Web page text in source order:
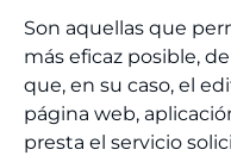
Son aquellas que
más eficaz posible,
que, en su caso, el
página web,
presta el servicio